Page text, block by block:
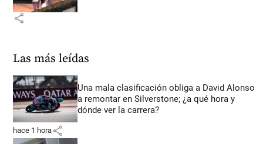
share
Las más leídas
Una mala clasificación obliga a David Alonso
a remontar en Silverstone; ¿a qué hora y
dónde ver la carrera?
hace 1 hora share